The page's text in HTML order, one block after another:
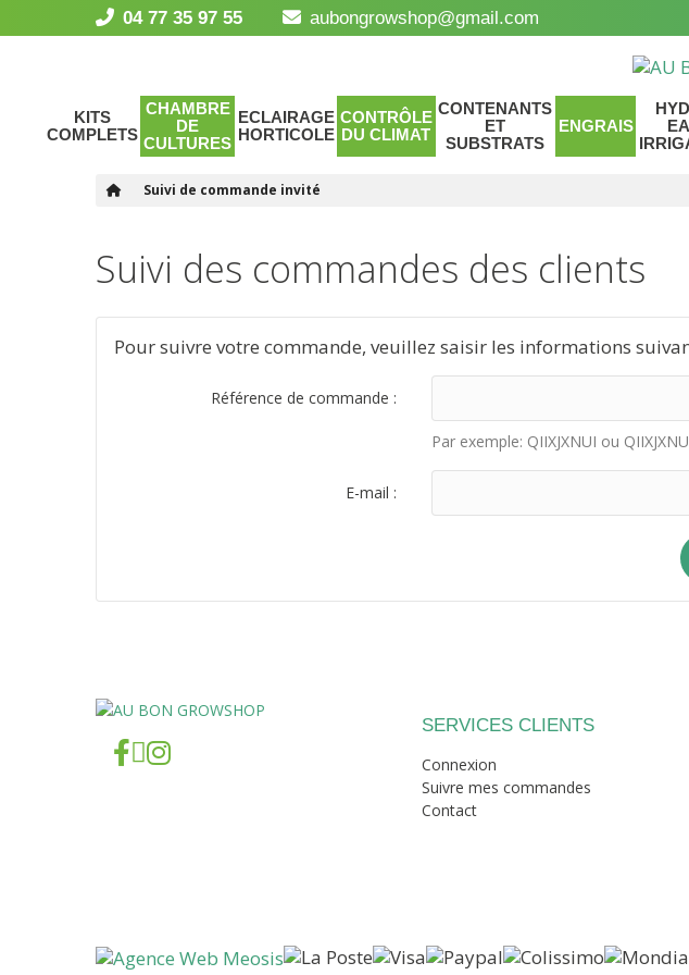
04 77 35 97 55 aubongrowshop@gmail.com
KITS
COMPLETS
CHAMBRE
DE
CULTURES
ECLAIRAGE
HORTICOLE
CONTRÔLE
DU CLIMAT
CONTENANTS
ET
SUBSTRATS
ENGRAIS
Suivi de commande invité
Suivi des commandes des clients
Pour suivre votre commande, veuillez saisir les informations
Référence de commande :
Par exemple: QIIXJXNUI ou
E-mail :
SERVICES CLIENTS
Connexion
Suivre mes commandes
Contact